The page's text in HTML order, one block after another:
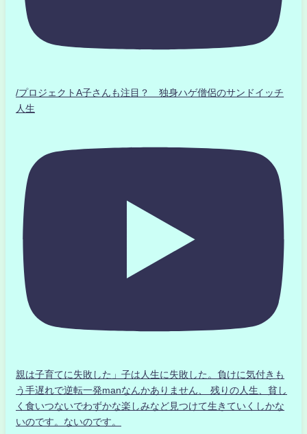
/プロジェクトA子さんも注目？ 独身ハゲ僧侶のサンドイッチ
人生
親は子育てに失敗した」子は人生に失敗した。負けに気付きも
う手遅れで逆転一発manなんかありません、 残りの人生、貧し
く食いつないでわずかな楽しみなど見つけて生きていくしかな
いのです。ないのです。